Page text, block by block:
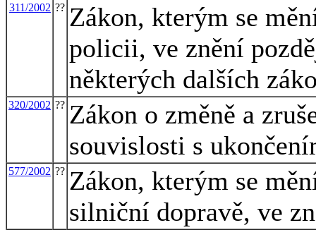
311/2002 ?? Zákon, kterým se
policii, ve znění
některých dalších
320/2002 ?? Zákon o změně a
souvislosti s
577/2002 ?? Zákon, kterým se
silniční dopravě, ve